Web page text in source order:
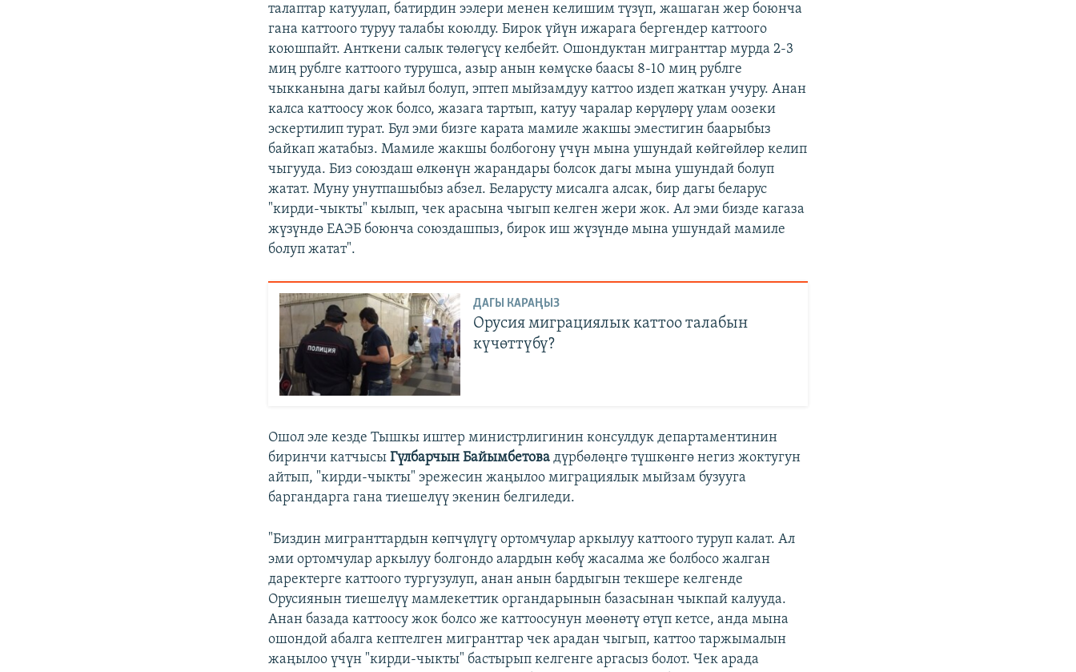
талаптар катуулап, батирдин ээлери менен келишим түзүп, жашаган жер боюнча
гана каттоого туруу талабы коюлду. Бирок үйүн ижарага бергендер каттоого
коюшпайт. Анткени салык төлөгүсү келбейт. Ошондуктан мигранттар мурда 2-3
миң рублге каттоого турушса, азыр анын көмүскө баасы 8-10 миң рублге
чыкканына дагы кайыл болуп, эптеп мыйзамдуу каттоо издеп жаткан учуру. Анан
калса каттоосу жок болсо, жазага тартып, катуу чаралар көрүлөрү улам оозеки
эскертилип турат. Бул эми бизге карата мамиле жакшы эместигин баарыбыз
байкап жатабыз. Мамиле жакшы болбогону үчүн мына ушундай көйгөйлөр келип
чыгууда. Биз союздаш өлкөнүн жарандары болсок дагы мына ушундай болуп
жатат. Муну унутпашыбыз абзел. Беларусту мисалга алсак, бир дагы беларус
"кирди-чыкты" кылып, чек арасына чыгып келген жери жок. Ал эми бизде кагаза
жүзүндө ЕАЭБ боюнча союздашпыз, бирок иш жүзүндө мына ушундай мамиле
болуп жатат".
ДАГЫ КАРАҢЫЗ
Орусия миграциялык каттоо талабын
күчөттүбү?
Ошол эле кезде Тышкы иштер министрлигинин консулдук департаментинин
биринчи катчысыГүлбарчын Байымбетова дүрбөлөңгө түшкөнгө негиз жоктугун
айтып, "кирди-чыкты" эрежесин жаңылоо миграциялык мыйзам бузууга
баргандарга гана тиешелүү экенин белгиледи.
"Биздин мигранттардын көпчүлүгү ортомчулар аркылуу каттоого туруп калат. Ал
эми ортомчулар аркылуу болгондо алардын көбү жасалма же болбосо жалган
даректерге каттоого тургузулуп, анан анын бардыгын текшере келгенде
Орусиянын тиешелүү мамлекеттик органдарынын базасынан чыкпай калууда.
Анан базада каттоосу жок болсо же каттоосунун мөөнөтү өтүп кетсе, анда мына
ошондой абалга кептелген мигранттар чек арадан чыгып, каттоо таржымалын
жаңылоо үчүн "кирди-чыкты" бастырып келгенге аргасыз болот. Чек арада